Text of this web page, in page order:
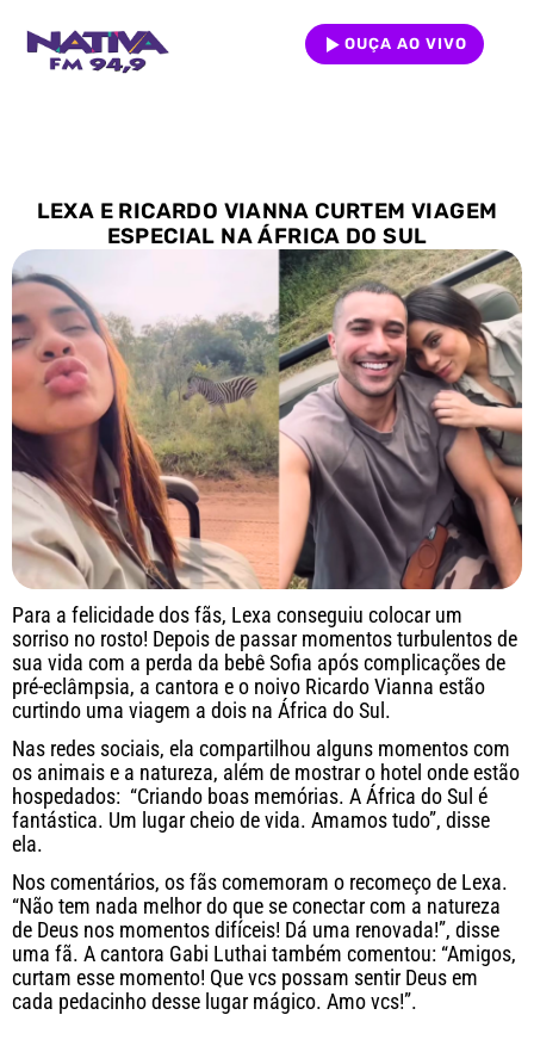
OUÇA AO VIVO
LEXA E RICARDO VIANNA CURTEM VIAGEM
ESPECIAL NA ÁFRICA DO SUL
Para a felicidade dos fãs, Lexa conseguiu colocar um
sorriso no rosto! Depois de passar momentos turbulentos de
sua vida com a perda da bebê Sofia após complicações de
pré-eclâmpsia, a cantora e o noivo Ricardo Vianna estão
curtindo uma viagem a dois na África do Sul.
Nas redes sociais, ela compartilhou alguns momentos com
os animais e a natureza, além de mostrar o hotel onde estão
hospedados: “Criando boas memórias. A África do Sul é
fantástica. Um lugar cheio de vida. Amamos tudo”, disse
ela.
Nos comentários, os fãs comemoram o recomeço de Lexa.
“Não tem nada melhor do que se conectar com a natureza
de Deus nos momentos difíceis! Dá uma renovada!”, disse
uma fã. A cantora Gabi Luthai também comentou: “Amigos,
curtam esse momento! Que vcs possam sentir Deus em
cada pedacinho desse lugar mágico. Amo vcs!”.